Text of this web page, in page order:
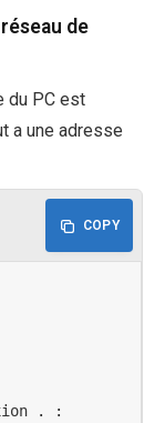
de
du PC est
a une adresse
COPY
. :